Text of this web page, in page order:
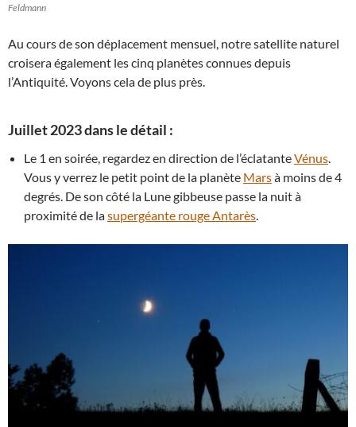
Feldmann
Au cours de son déplacement mensuel, notre satellite naturel
croisera également les cinq planètes connues depuis
l’Antiquité. Voyons cela de plus près.
Juillet 2023 dans le détail :
Le 1 en soirée, regardez en direction de l’éclatanteVénus
Vous y verrez le petit point de la planète Marsà moins de 4
degrés. De son côté la Lune gibbeuse passe la nuit à
proximité de lasupergéante rouge Antarès